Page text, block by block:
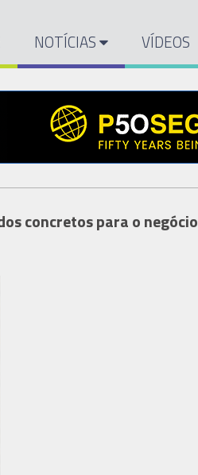
NOTÍCIAS VÍDEOS
concretos para o negócio